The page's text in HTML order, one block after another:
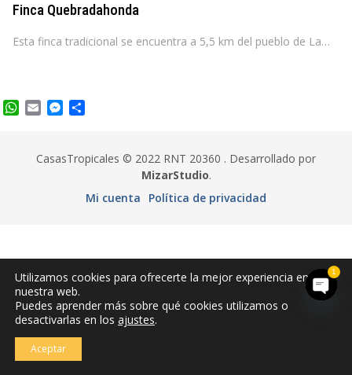
Finca Quebradahonda
Esta finca tradicional se encuentra a 5,5 km del pueblo de La…
WhatsApp
EmailMessenger
CasasTropicales © 2022 RNT 20360 . Desarrollado por
MizarStudio.
Mi cuenta
Política de privacidad
Utilizamos cookies para ofrecerte la mejor experiencia en
nuestra web.
Puedes aprender más sobre qué cookies utilizamos o
desactivarlas en los ajustes.
Aceptar
1